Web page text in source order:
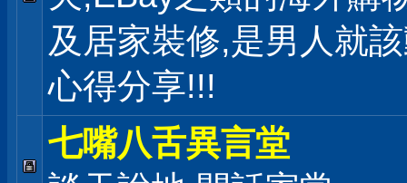
及居家裝修,是男人就
心得分享!!!
七嘴八舌異言堂